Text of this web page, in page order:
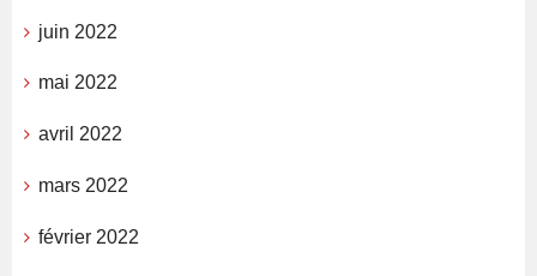
juin 2022
mai 2022
avril 2022
mars 2022
février 2022